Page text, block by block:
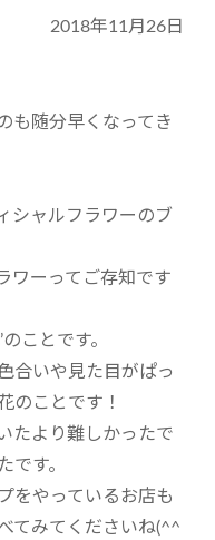
2018年11月26日
も随分早くなってき
シャルフラワーのブ
ワーってご存知です
ことです。
合いや見た目がぱっ
のことです！
たより難しかったで
です。
をやっているお店も
てみてくださいね(^^